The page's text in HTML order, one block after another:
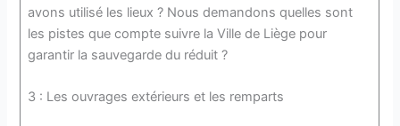
avons utilisé les lieux ? Nous demandons quelles sont
les pistes que compte suivre la Ville de Liège pour
garantir la sauvegarde du réduit ?
3 : Les ouvrages extérieurs et les remparts